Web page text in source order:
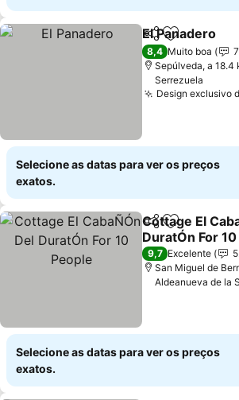
PartilharAdicionar
El Panadero
8,4 Muito boa
Sepúlveda, a 18.4
Serrezuela
Design exclusivo
Selecione as datas para ver os preços
exatos.
PartilharAdicionar
Cottage El
DuratÓn For
9,7 Excelente
San Miguel de
Aldeanueva de la
Selecione as datas para ver os preços
exatos.